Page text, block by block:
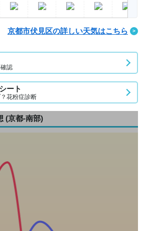
京都市伏見区の詳しい天気はこちら
認
ート
花粉症診断
(京都-南部)